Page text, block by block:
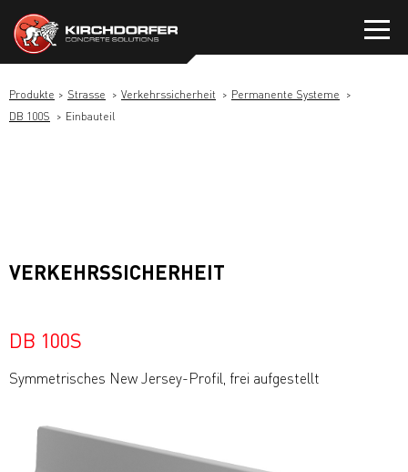
Inhalt
springen
Produkte Strasse Verkehrssicherheit
Permanente Systeme
DB 100S
Einbauteil
VERKEHRSSICHERHEIT
DB 100S
Symmetrisches New Jersey-Profil, frei aufgestellt